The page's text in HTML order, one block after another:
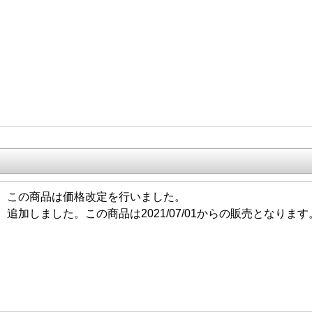
の商品は価格改定を行いました。
加しました。この商品は2021/07/01からの販売となります